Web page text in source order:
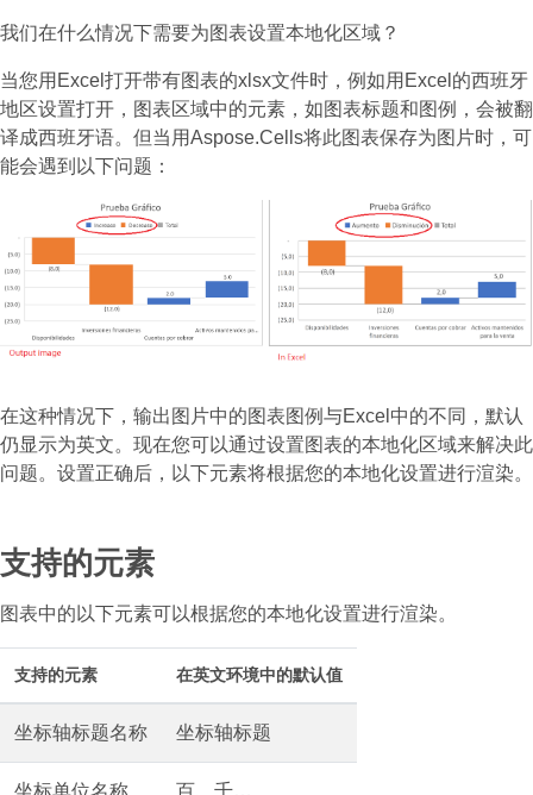
我们在什么情况下需要为图表设置本地化区域？
当您用Excel打开带有图表的xlsx文件时，例如用Excel的西班牙
地区设置打开，图表区域中的元素，如图表标题和图例，会被翻
译成西班牙语。但当用Aspose.Cells将此图表保存为图片时，可
能会遇到以下问题：
在这种情况下，输出图片中的图表图例与Excel中的不同，默认
仍显示为英文。现在您可以通过设置图表的本地化区域来解决此
问题。设置正确后，以下元素将根据您的本地化设置进行渲染。
支持的元素
图表中的以下元素可以根据您的本地化设置进行渲染。
支持的元素 在英文环境中的默认值
坐标轴标题名称 坐标轴标题
坐标单位名称 百、千…